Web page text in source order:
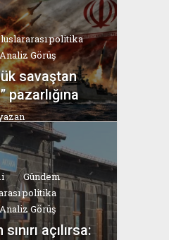
politika
Görüş
savaştan
pazarlığına
Ak
Gündem
politika
Görüş
açılırsa: